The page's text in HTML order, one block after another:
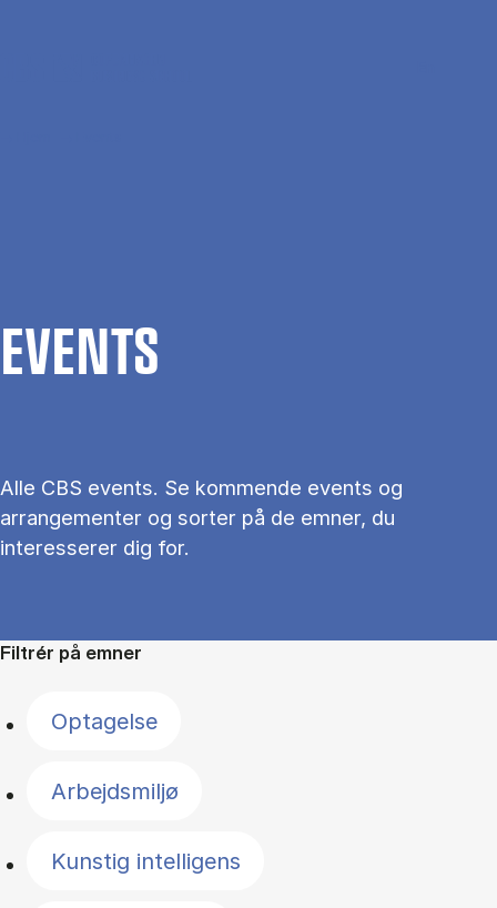
EVENTS
Alle CBS events. Se kommende events og
arrangementer og sorter på de emner, du
interesserer dig for.
Filtrér på emner
Optagelse
Arbejdsmiljø
Kunstig intelligens